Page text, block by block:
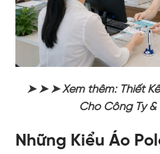
➤ ➤ ➤ Xem thêm: Thiết
Cho Công Ty
Những Kiểu Áo